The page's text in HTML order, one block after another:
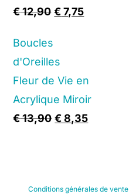
€12,90 Original
€ 12,90.
€7,75Current
Boucles
d'Oreilles
Fleur de Vie en
Acrylique Miroir
€13,90 Original
€8,35Current
Conditions générales de vente